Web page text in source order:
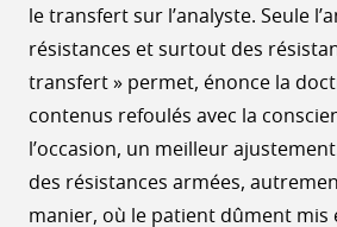
le transfert sur l’analyste. Seule
résistances et surtout des
transfert » permet, énonce la
contenus refoulés avec la
l’occasion, un meilleur
des résistances armées,
manier, où le patient dûment mis